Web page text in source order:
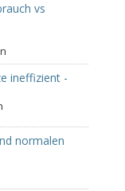
vs
ineffizient -
normalen